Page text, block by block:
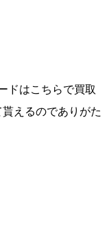
ドはこちらで買取
えるのでありがた